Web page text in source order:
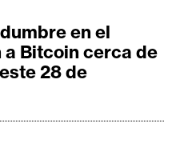
en el
Bitcoin cerca de
28 de